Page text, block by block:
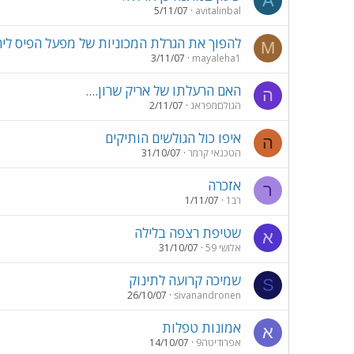
avitalinbal
5/11/07
M להפוך את הגרלת המכוניות של מפעל הפיס
mayaleha1
3/11/07
ה האם הרעלתו של אריק שרון....
הגולםמפראג 2/11/07
ה איפו כול הגולשים הותיקים
הטכנאי קרמר 31/10/07
ר אזכרה
רב1 1/11/07
א שטיפת רצפה בלילה
אלושי 59 31/10/07
S שמיכה קרועה לתינוק
sivanandronen
26/10/07
א אמונות טפלות
אפרודיטה9 14/10/07